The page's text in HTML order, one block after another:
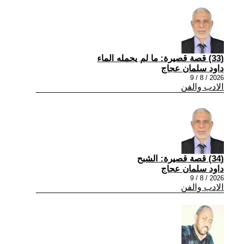
(33) قصة قصيرة: ما لم يحمله الماء
داود سلمان عجاج
2026 / 8 / 9
الادب والفن
(34) قصة قصيرة: الشبح
داود سلمان عجاج
2026 / 8 / 9
الادب والفن